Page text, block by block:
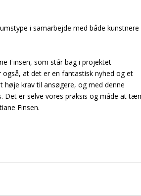
i samarbejde med både kunstnere
Finsen, som står bag i projektet
at det er en fantastisk nyhed og et
høje krav til ansøgere, og med denne
Det er selve vores praksis og måde at
Finsen.